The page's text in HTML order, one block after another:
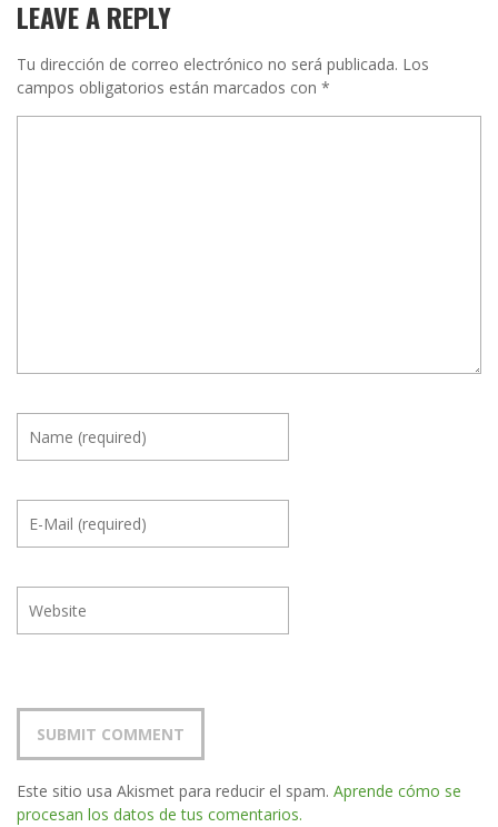
LEAVE A REPLY
Tu dirección de correo electrónico no será publicada. Los
campos obligatorios están marcados con *
Este sitio usa Akismet para reducir el spam. Aprende cómo se
procesan los datos de tus comentarios.